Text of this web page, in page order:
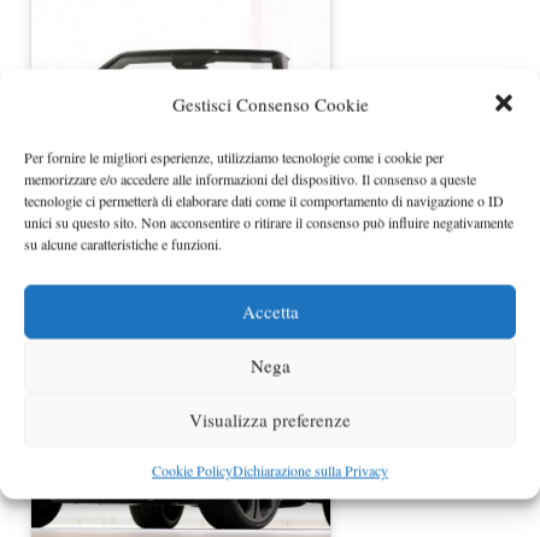
Gestisci Consenso Cookie
Per fornire le migliori esperienze, utilizziamo tecnologie come i cookie per
memorizzare e/o accedere alle informazioni del dispositivo. Il consenso a queste
tecnologie ci permetterà di elaborare dati come il comportamento di navigazione o ID
unici su questo sito. Non acconsentire o ritirare il consenso può influire negativamente
su alcune caratteristiche e funzioni.
Accetta
Nega
Visualizza preferenze
Cookie PolicyDichiarazione sulla Privacy
Mercedes Classe E Cabrio Biturbo by
Brabus